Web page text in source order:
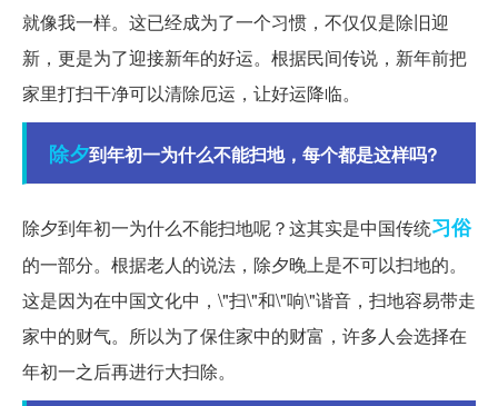
就像我一样。这已经成为了一个习惯，不仅仅是除旧迎
新，更是为了迎接新年的好运。根据民间传说，新年前把
家里打扫干净可以清除厄运，让好运降临。
除夕到年初一为什么不能扫地，每个都是这样吗?
除夕到年初一为什么不能扫地呢？这其实是中国传统习俗
的一部分。根据老人的说法，除夕晚上是不可以扫地的。
这是因为在中国文化中，\"扫\"和\"响\"谐音，扫地容易带走
家中的财气。所以为了保住家中的财富，许多人会选择在
年初一之后再进行大扫除。